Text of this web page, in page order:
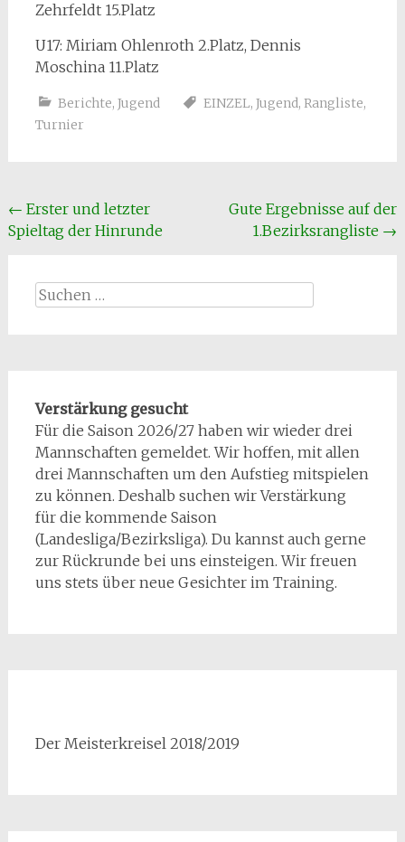
Zehrfeldt 15.Platz
U17: Miriam Ohlenroth 2.Platz, Dennis
Moschina 11.Platz
Berichte, Jugend EINZEL, Jugend, Rangliste,
Turnier
Beitragsnavigation
← Erster und letzter
Spieltag der Hinrunde
Gute Ergebnisse auf der
1.Bezirksrangliste →
Suchen
Verstärkung gesucht
Für die Saison 2026/27 haben wir wieder drei
Mannschaften gemeldet. Wir hoffen, mit allen
drei Mannschaften um den Aufstieg mitspielen
zu können. Deshalb suchen wir Verstärkung
für die kommende Saison
(Landesliga/Bezirksliga). Du kannst auch gerne
zur Rückrunde bei uns einsteigen. Wir freuen
uns stets über neue Gesichter im Training.
Der Meisterkreisel 2018/2019